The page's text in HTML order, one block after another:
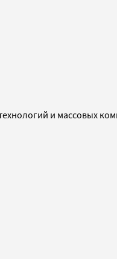
и массовых